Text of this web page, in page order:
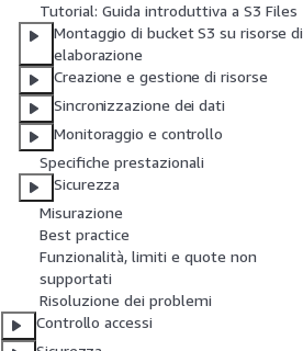
Tutorial: Guida introduttiva a S3 Files
Montaggio di bucket S3 su risorse di
elaborazione
Creazione e gestione di risorse
Sincronizzazione dei dati
Monitoraggio e controllo
Specifiche prestazionali
Sicurezza
Misurazione
Best practice
Funzionalità, limiti e quote non
supportati
Risoluzione dei problemi
Controllo accessi